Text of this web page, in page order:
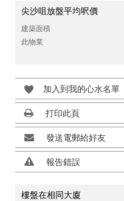
尖沙咀放盤平均呎價
建築面積
此物業
加入到我的心水名單
打印此頁
發送電郵給好友
報告錯誤
樓盤在相同大廈